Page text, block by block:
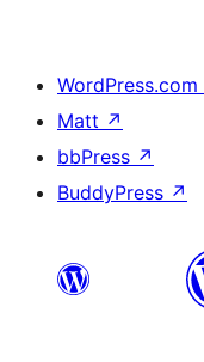
WordPress.com
Matt ↗
bbPress ↗
BuddyPress ↗